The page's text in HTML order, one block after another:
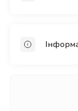
Пінопласт